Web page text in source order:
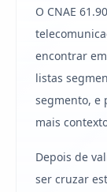
O CNAE
encontrar
listas
segmento, e
mais
Depois de
ser cruzar